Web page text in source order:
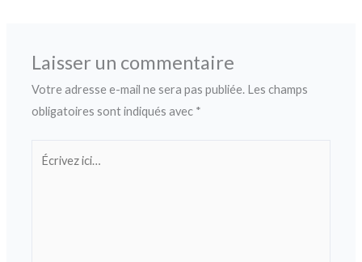
Laisser un commentaire
Votre adresse e-mail ne sera pas publiée. Les champs
obligatoires sont indiqués avec *